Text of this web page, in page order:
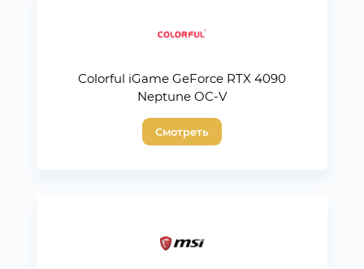
Colorful iGame GeForce RTX 4090
Neptune OC-V
Смотреть